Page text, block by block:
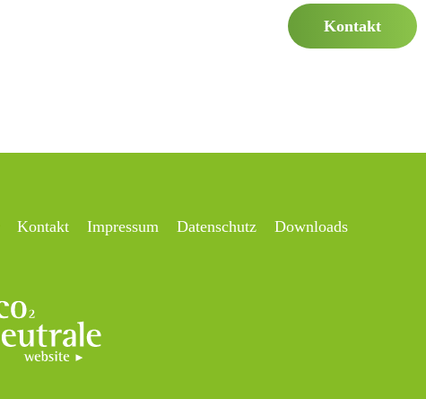
Kontakt
Kontakt Impressum Datenschutz Downloads